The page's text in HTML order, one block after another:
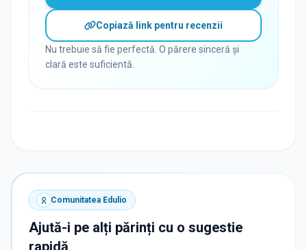
Copiază link pentru recenzii
Nu trebuie să fie perfectă. O părere sinceră și
clară este suficientă.
Comunitatea Edulio
Ajută-i pe alți părinți cu o sugestie